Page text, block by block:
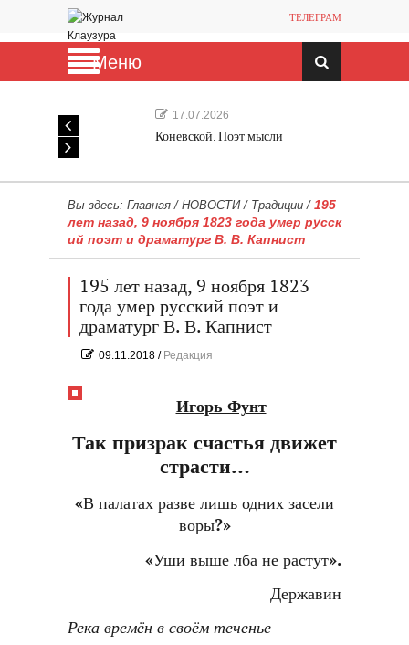
ТЕЛЕГРАМ
Меню
17.07.2026
Коневской. Поэт мысли
Вы здесь: Главная / НОВОСТИ/ Традиции / 195
лет назад, 9 ноября 1823 года умер русск
ий поэт и драматург В. В. Капнист
195 лет назад, 9 ноября 1823
года умер русский поэт и
драматург В. В. Капнист
09.11.2018 / Редакция
Игорь Фунт
Так призрак счастья движет
страсти…
«В палатах разве лишь одних засели
воры?»
«Уши выше лба не растут».
Державин
Река времён в своём теченье